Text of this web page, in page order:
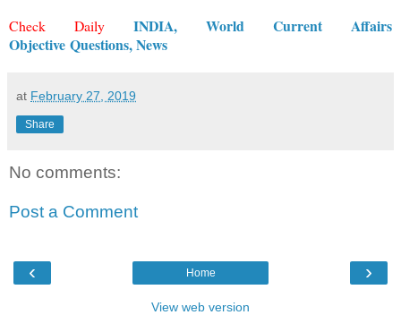
Check DailyINDIA, WorldCurrent Affairs
Objective Questions, News
at February 27, 2019
Share
No comments:
Post a Comment
‹ ›
Home
View web version